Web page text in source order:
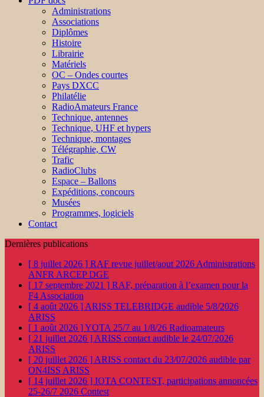
Administrations
Associations
Diplômes
Histoire
Librairie
Matériels
OC – Ondes courtes
Pays DXCC
Philatélie
RadioAmateurs France
Technique, antennes
Technique, UHF et hypers
Technique, montages
Télégraphie, CW
Trafic
RadioClubs
Espace – Ballons
Expéditions, concours
Musées
Programmes, logiciels
Contact
Dernières publications
[ 8 juillet 2026 ] RAF revue juillet/aout 2026 Administrations
ANFR ARCEP DGE
[ 17 septembre 2021 ] RAF, préparation à l’examen pour la
F4 Association
[ 4 août 2026 ] ARISS TELEBRIDGE audible 5/8/2026
ARISS
[ 1 août 2026 ]YOTA 25/7 au 1/8/26 Radioamateurs
[ 21 juillet 2026 ] ARISS contact audible le 24/07/2026
ARISS
[ 20 juillet 2026 ] ARISS contact du 23/07/2026 audible par
ON4ISS ARISS
[ 14 juillet 2026 ] IOTA CONTEST, participations annoncées
25-26/7 2026 Contest